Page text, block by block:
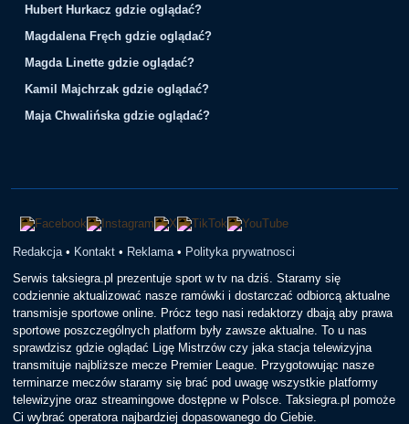
Hubert Hurkacz gdzie oglądać?
Magdalena Fręch gdzie oglądać?
Magda Linette gdzie oglądać?
Kamil Majchrzak gdzie oglądać?
Maja Chwalińska gdzie oglądać?
Redakcja • Kontakt • Reklama • Polityka prywatnosci
Serwis taksiegra.pl prezentuje sport w tv na dziś. Staramy się
codziennie aktualizować nasze ramówki i dostarczać odbiorcą aktualne
transmisje sportowe online. Prócz tego nasi redaktorzy dbają aby prawa
sportowe poszczególnych platform były zawsze aktualne. To u nas
sprawdzisz gdzie oglądać Ligę Mistrzów czy jaka stacja telewizyjna
transmituje najbliższe mecze Premier League. Przygotowując nasze
terminarze meczów staramy się brać pod uwagę wszystkie platformy
telewizyjne oraz streamingowe dostępne w Polsce. Taksiegra.pl pomoże
Ci wybrać operatora najbardziej dopasowanego do Ciebie.